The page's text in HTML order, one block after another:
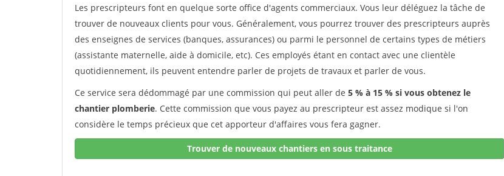
Les prescripteurs font en quelque sorte office d'agents commerciaux. Vous leur déléguez la tâche de
trouver de nouveaux clients pour vous. Généralement, vous pourrez trouver des prescripteurs auprès
des enseignes de services (banques, assurances) ou parmi le personnel de certains types de métiers
(assistante maternelle, aide à domicile, etc). Ces employés étant en contact avec une clientèle
quotidiennement, ils peuvent entendre parler de projets de travaux et parler de vous.
Ce service sera dédommagé par une commission qui peut aller de 5 % à 15 % si vous obtenez le
chantier plomberie. Cette commission que vous payez au prescripteur est assez modique si l'on
considère le temps précieux que cet apporteur d'affaires vous fera gagner.
Trouver de nouveaux chantiers en sous traitance